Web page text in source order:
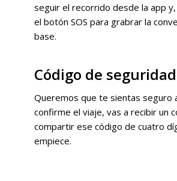
seguir el recorrido desde la app
el botón SOS para grabrar la
base.
Código de
Queremos que te sientas seguro
confirme el viaje, vas a recibir un
compartir ese código de cuatro
empiece.